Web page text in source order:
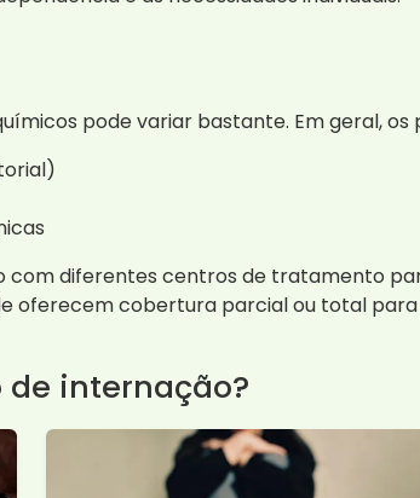
pode variar bastante. Em geral,
diferentes centros de tratamento
oferecem cobertura parcial ou total
de internação?